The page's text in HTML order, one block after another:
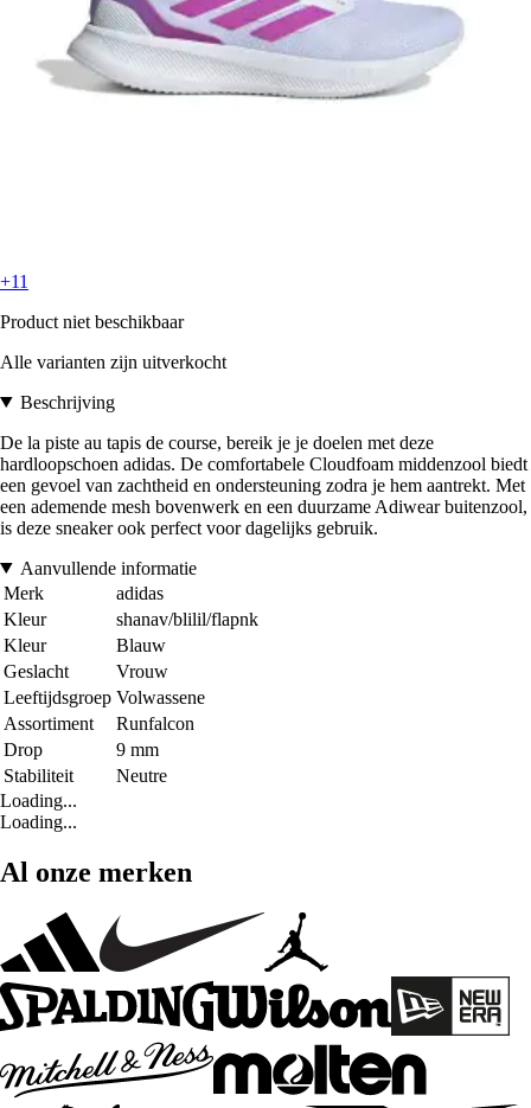
+11
Product niet beschikbaar
Alle varianten zijn uitverkocht
Beschrijving
De la piste au tapis de course, bereik je je doelen met deze
hardloopschoen adidas. De comfortabele Cloudfoam middenzool biedt
een gevoel van zachtheid en ondersteuning zodra je hem aantrekt. Met
een ademende mesh bovenwerk en een duurzame Adiwear buitenzool,
is deze sneaker ook perfect voor dagelijks gebruik.
Aanvullende informatie
Merk
adidas
Kleur
shanav/blilil/flapnk
Kleur
Blauw
Geslacht
Vrouw
Leeftijdsgroep Volwassene
Assortiment
Runfalcon
Drop
9 mm
Stabiliteit
Neutre
Loading...
Loading...
Al onze merken